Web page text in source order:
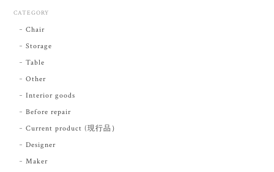
CATEGORY
Chair
Storage
Table
Other
Interior goods
Before repair
Current product (現行品）
Designer
Maker